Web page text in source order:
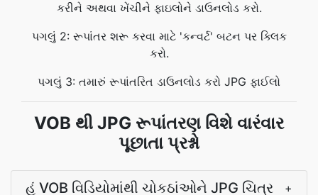
કરીને અથવા ખેંચીને ફાઇલોને ડાઉનલોડ કરો.
પગલું 2: રૂપાંતર શરૂ કરવા માટે 'કન્વર્ટ' બટન પર ક્લિક
કરો.
પગલું 3: તમારું રૂપાંતરિત ડાઉનલોડ કરો JPG ફાઈલો
VOB થી JPG રૂપાંતરણ વિશે વારંવાર
પૂછાતા પ્રશ્નો
હું VOB વિડિયોમાંથી ચોકઠાંઓને JPG ચિત્ર
+